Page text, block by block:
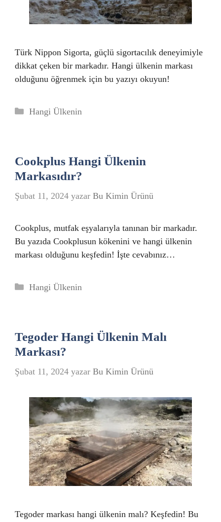
Türk Nippon Sigorta, güçlü sigortacılık deneyimiyle
dikkat çeken bir markadır. Hangi ülkenin markası
olduğunu öğrenmek için bu yazıyı okuyun!
Kategoriler
Hangi Ülkenin
Cookplus Hangi Ülkenin
Markasıdır?
Şubat 11, 2024 yazar Bu Kimin Ürünü
Cookplus, mutfak eşyalarıyla tanınan bir markadır.
Bu yazıda Cookplusun kökenini ve hangi ülkenin
markası olduğunu keşfedin! İşte cevabınız…
Kategoriler
Hangi Ülkenin
Tegoder Hangi Ülkenin Malı
Markası?
Şubat 11, 2024 yazar Bu Kimin Ürünü
Tegoder markası hangi ülkenin malı? Keşfedin! Bu